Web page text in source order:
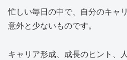
忙しい毎日の中で、自分のキャ
意外と少ないものです。
キャリア形成、成長のヒント、